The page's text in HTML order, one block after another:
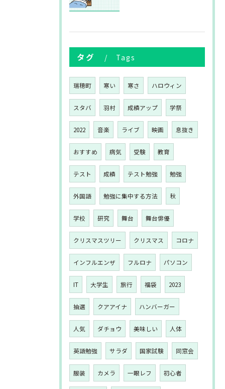
タグ Tags
瑞穂町 寒い 寒さ ハロウィン
スタバ 羽村 成績アップ 学祭
2022 音楽 ライブ 映画 息抜き
おすすめ 病気 受験 教育
テスト 成績 テスト勉強 勉強
外国語 勉強に集中する方法 秋
学校 研究 舞台 舞台俳優
クリスマスツリー クリスマス コロナ
インフルエンザ フルロナ パソコン
IT 大学生 旅行 福袋 2023
抽選 クアアイナ ハンバーガー
人気 ダチョウ 美味しい 人体
英語勉強 サラダ 国家試験 同窓会
服装 カメラ 一眼レフ 初心者